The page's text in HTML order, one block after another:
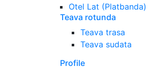
Otel Lat (Platbanda)
Teava rotunda
Teava trasa
Teava sudata
Profile